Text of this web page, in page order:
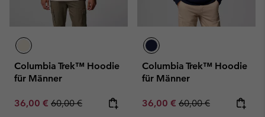
Columbia Trek™ Hoodie
für Männer
Sale price:
36,00 € Regular price:
60,00 €
Columbia Trek™ Hoodie
für Männer
Sale price:
36,00 € Regular price:
60,00 €